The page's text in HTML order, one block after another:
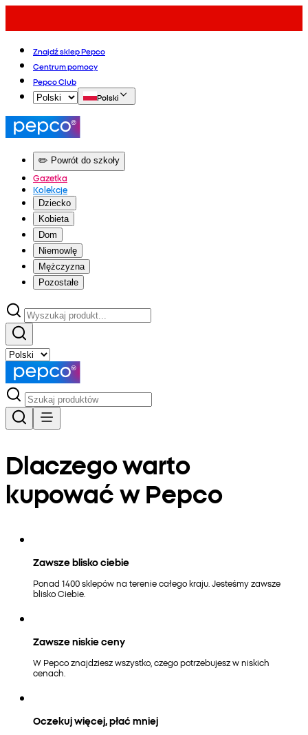
Znajdź sklep Pepco
Centrum pomocy
Pepco Club
Polski
✏️ Powrót do szkoły
Gazetka
Kolekcje
Dziecko
Kobieta
Dom
Niemowlę
Mężczyzna
Pozostałe
Dlaczego warto
kupować w Pepco
Zawsze blisko ciebie
Ponad 1400 sklepów na terenie całego kraju. Jesteśmy zawsze
blisko Ciebie.
Zawsze niskie ceny
W Pepco znajdziesz wszystko, czego potrzebujesz w niskich
cenach.
Oczekuj więcej, płać mniej